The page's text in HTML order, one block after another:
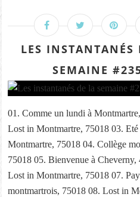
LES INSTANTANÉS
SEMAINE
01. Comme un lundi à
Lost in Montmartre, 75018 03. Eté
Montmartre, 75018 04. Collège
75018 05. Bienvenue à Cheverny,
Lost in Montmartre, 75018 07.
montmartrois, 75018 08. Lost in